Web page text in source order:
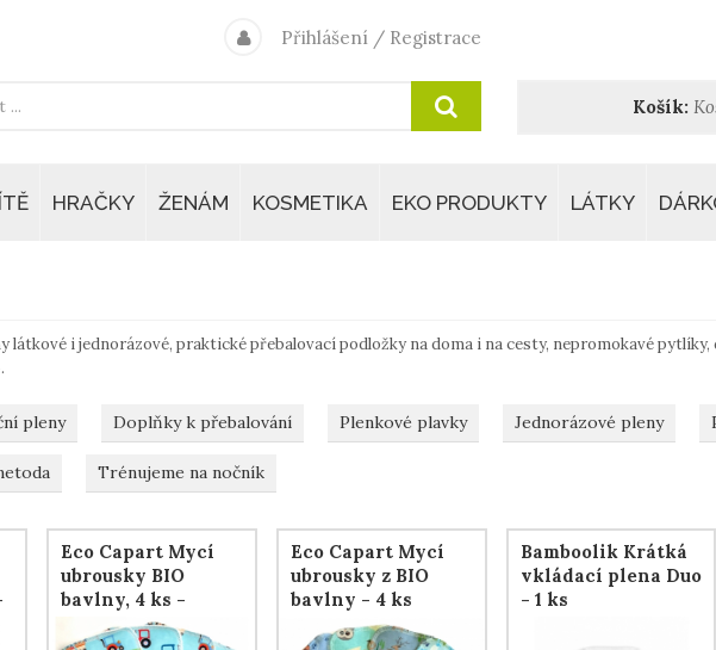
Přihlášení / Registrace
Košík:
HRAČKY ŽENÁM KOSMETIKA EKO PRODUKTY LÁTKY
látkové i jednorázové, praktické přebalovací podložky na doma i na cesty, nepromokavé
pleny Doplňky k přebalování Plenkové plavky Jednorázové pleny
Trénujeme na nočník
Eco Capart Mycí
ubrousky BIO
bavlny, 4 ks -
Traktůrky
Eco Capart Mycí
ubrousky z BIO
bavlny - 4 ks
Bamboolik Krátká
vkládací plena Duo
- 1 ks